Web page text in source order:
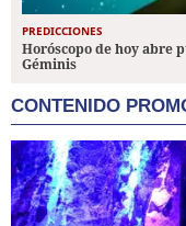
PREDICCIONES
Horóscopo de hoy abre
Géminis
CONTENIDO